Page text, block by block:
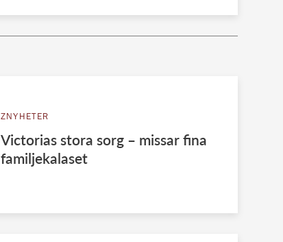
ZNYHETER
Victorias stora sorg – missar fina
familjekalaset